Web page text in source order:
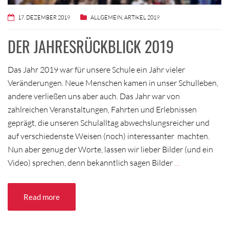
17. DEZEMBER 2019 ALLGEMEIN,ARTIKEL 2019
DER JAHRESRÜCKBLICK 2019
Das Jahr 2019 war für unsere Schule ein Jahr vieler
Veränderungen. Neue Menschen kamen in unser Schulleben,
andere verließen uns aber auch. Das Jahr war von
zahlreichen Veranstaltungen, Fahrten und Erlebnissen
geprägt, die unseren Schulalltag abwechslungsreicher und
auf verschiedenste Weisen (noch) interessanter machten.
Nun aber genug der Worte, lassen wir lieber Bilder (und ein
Video) sprechen, denn bekanntlich sagen Bilder …
Read more